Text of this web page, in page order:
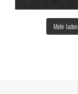
Mehr laden